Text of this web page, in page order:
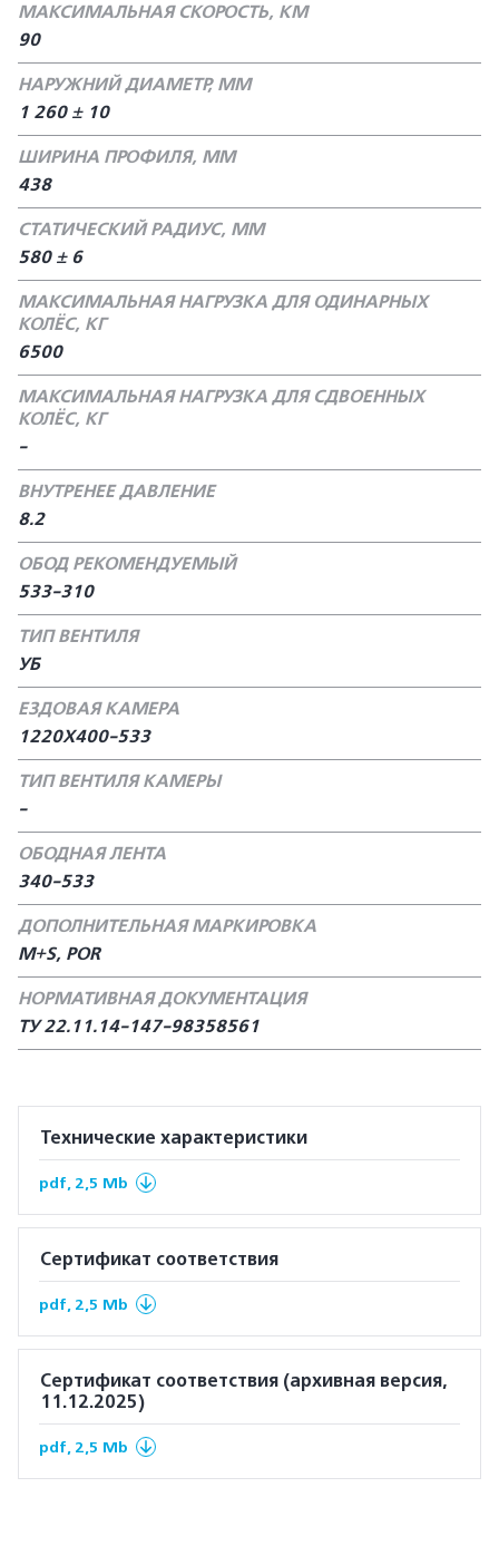
МАКСИМАЛЬНАЯ СКОРОСТЬ, КМ
90
НАРУЖНИЙ ДИАМЕТР, ММ
1 260 ± 10
ШИРИНА ПРОФИЛЯ, ММ
438
СТАТИЧЕСКИЙ РАДИУС, ММ
580 ± 6
МАКСИМАЛЬНАЯ НАГРУЗКА ДЛЯ ОДИНАРНЫХ
КОЛЁС, КГ
6500
МАКСИМАЛЬНАЯ НАГРУЗКА ДЛЯ СДВОЕННЫХ
КОЛЁС, КГ
-
ВНУТРЕНЕЕ ДАВЛЕНИЕ
8.2
ОБОД РЕКОМЕНДУЕМЫЙ
533-310
ТИП ВЕНТИЛЯ
УБ
ЕЗДОВАЯ КАМЕРА
1220Х400-533
ТИП ВЕНТИЛЯ КАМЕРЫ
-
ОБОДНАЯ ЛЕНТА
340-533
ДОПОЛНИТЕЛЬНАЯ МАРКИРОВКА
M+S, POR
НОРМАТИВНАЯ ДОКУМЕНТАЦИЯ
ТУ 22.11.14-147-98358561
Технические характеристики
pdf, 2,5 Mb
Сертификат соответствия
pdf, 2,5 Mb
Сертификат соответствия (архивная версия,
11.12.2025)
pdf, 2,5 Mb